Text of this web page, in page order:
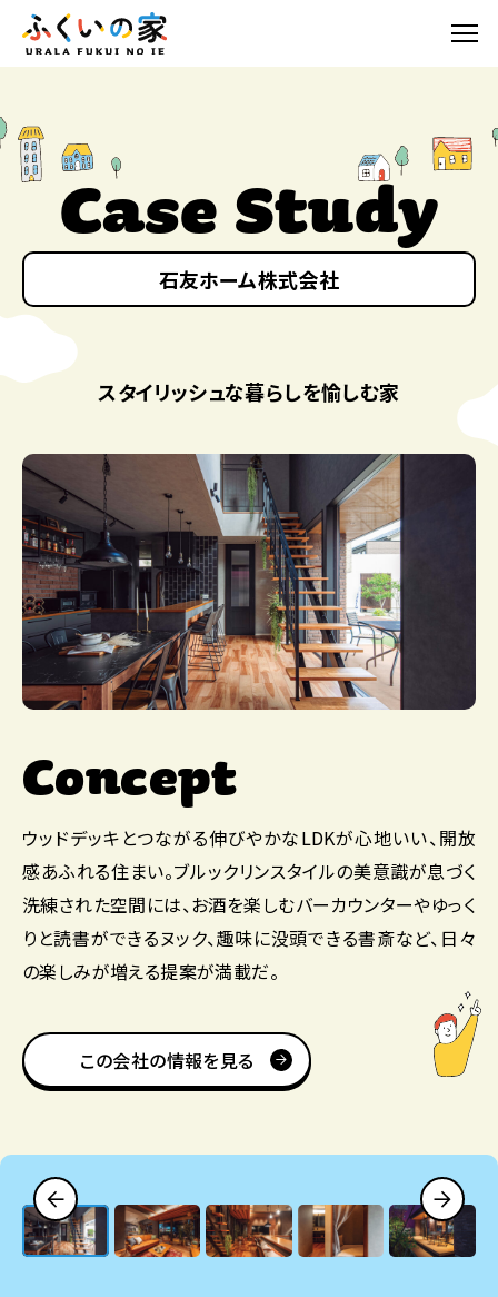
Case Study
石友ホーム株式会社
スタイリッシュな暮らしを愉しむ家
Concept
ウッドデッキとつながる伸びやかなLDKが心地いい、開放
感あふれる住まい。ブルックリンスタイルの美意識が息づく
洗練された空間には、お酒を楽しむバーカウンターやゆっく
りと読書ができるヌック、趣味に没頭できる書斎など、日々
の楽しみが増える提案が満載だ。
この会社の情報を見る